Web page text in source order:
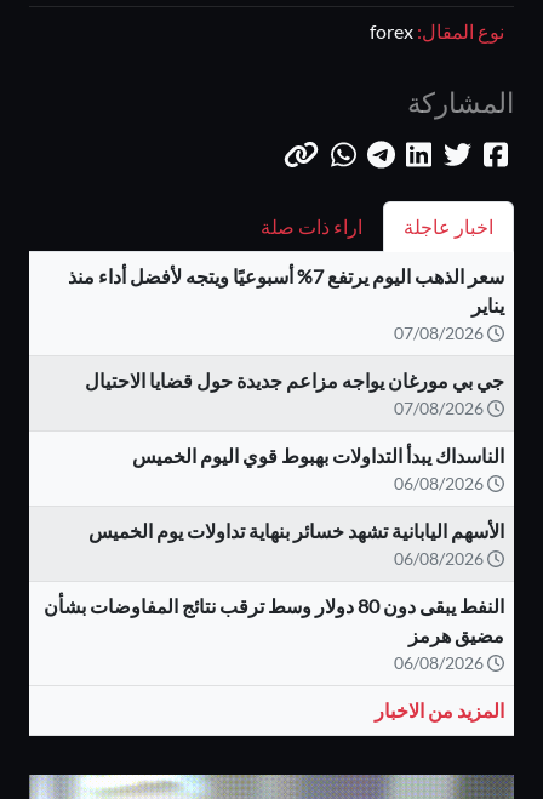
نوع المقال: forex
المشاركة
اخبار عاجلة اراء ذات صلة
سعر الذهب اليوم يرتفع 7% أسبوعيًا ويتجه لأفضل أداء منذ
يناير
جي بي مورغان يواجه مزاعم جديدة حول قضايا الاحتيال
الناسداك يبدأ التداولات بهبوط قوي اليوم الخميس
الأسهم اليابانية تشهد خسائر بنهاية تداولات يوم الخميس
النفط يبقى دون 80 دولار وسط ترقب نتائج المفاوضات بشأن
مضيق هرمز
المزيد من الاخبار